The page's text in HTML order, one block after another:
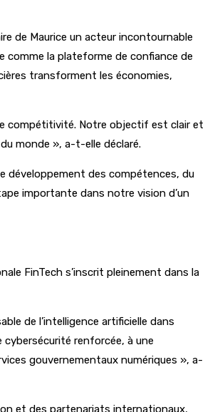
de Maurice un acteur incontournable
comme la plateforme de confiance de
transforment les économies,
compétitivité. Notre objectif est clair et
monde », a-t-elle déclaré.
développement des compétences, du
importante dans notre vision d’un
FinTech s’inscrit pleinement dans la
de l’intelligence artificielle dans
cybersécurité renforcée, à une
gouvernementaux numériques », a-
et des partenariats internationaux,